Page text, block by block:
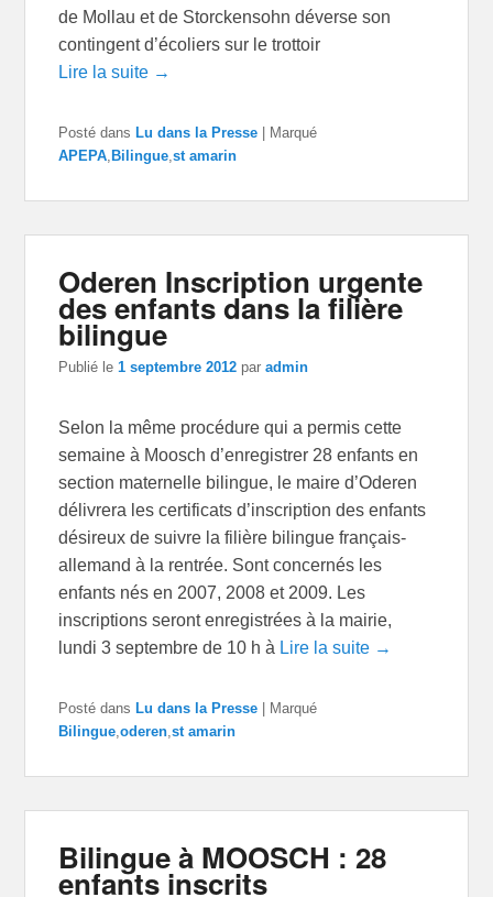
de Mollau et de Storckensohn déverse son
contingent d’écoliers sur le trottoir
Lire la suite →
Posté dans Lu dans la Presse | Marqué
APEPA ,Bilingue ,st amarin
Oderen Inscription urgente
des enfants dans la filière
bilingue
Publié le1 septembre 2012 paradmin
Selon la même procédure qui a permis cette
semaine à Moosch d’enregistrer 28 enfants en
section maternelle bilingue, le maire d’Oderen
délivrera les certificats d’inscription des enfants
désireux de suivre la filière bilingue français-
allemand à la rentrée. Sont concernés les
enfants nés en 2007, 2008 et 2009. Les
inscriptions seront enregistrées à la mairie,
lundi 3 septembre de 10 h à Lire la suite →
Posté dans Lu dans la Presse
Marqué
Bilingue,oderen,st amarin
Bilingue à MOOSCH : 28
enfants inscrits